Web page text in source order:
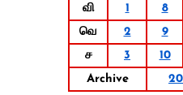
வி
1 8
வெ
2 9
ச
3 10
Archive